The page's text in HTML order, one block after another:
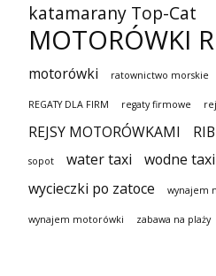
katamarany Top-Cat
MOTORÓWKI
motorówki ratownictwo morskie
REGATY DLA FIRM regaty firmowe
REJSY MOTORÓWKAMI RIB
sopot water taxi wodne taxi
wycieczki po zatoce wynajem
wynajem motorówki zabawa na plaży